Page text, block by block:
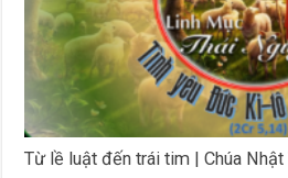
Từ lề luật đến trái tim | Chúa